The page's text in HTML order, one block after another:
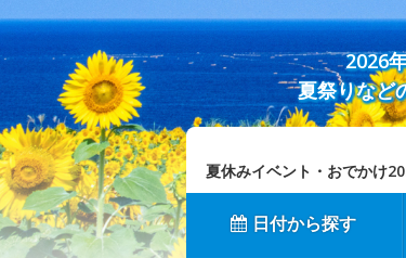
2026
夏祭りなど
夏休みイベント・おでかけ
日付から探す